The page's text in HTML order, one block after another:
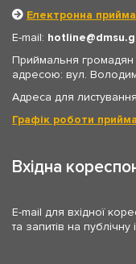
Електронна
E-mail: hotline
Приймальня
адресою: вул.
Адреса для
Графік роботи
Вхідна
E-mail для вхідної
та запитів на публічну